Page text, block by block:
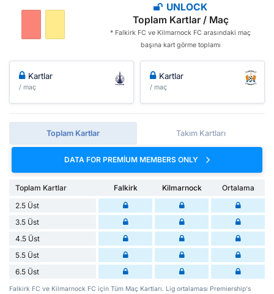
UNLOCK
Toplam Kartlar / Maç
* Falkirk FC ve Kilmarnock FC arasındaki maç
başına kart görme toplamı
Kartlar
/ maç
Kartlar
/ maç
Toplam Kartlar Takım Kartları
DATA FOR PREMIUM MEMBERS ONLY
Toplam Kartlar Falkirk Kilmarnock
Ortalama
2.5 Üst
3.5 Üst
4.5 Üst
5.5 Üst
6.5 Üst
Falkirk FC ve Kilmarnock FC için Tüm Maç Kartları. Lig ortalaması Premiership's